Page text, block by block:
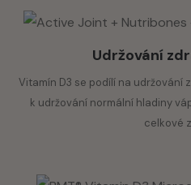
n.s. – není stanoveno
*BMT®; Biostile
proces mikroenkapsulace při nízké
Udržování
Vitamín D3 se podílí na udržování
k udržování normální hladiny
celkové